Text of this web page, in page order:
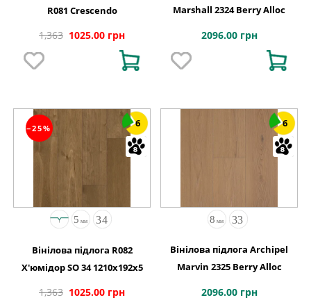
R081 Crescendo
1,363 1025.00 грн
Marshall 2324 Berry Alloc
2096.00 грн
−25% 6
Вінілова підлога R082
Х'юмідор SO 34 1210x192x5
1,363 1025.00 грн
6
Вінілова підлога Archipel
Marvin 2325 Berry Alloc
2096.00 грн